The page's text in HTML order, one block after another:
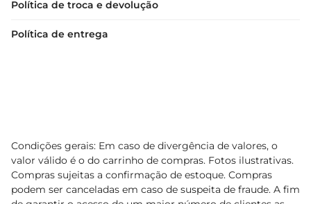
Política de troca e devolução
Política de entrega
Condições gerais: Em caso de divergência de valores, o
valor válido é o do carrinho de compras. Fotos ilustrativas.
Compras sujeitas a confirmação de estoque. Compras
podem ser canceladas em caso de suspeita de fraude. A fim